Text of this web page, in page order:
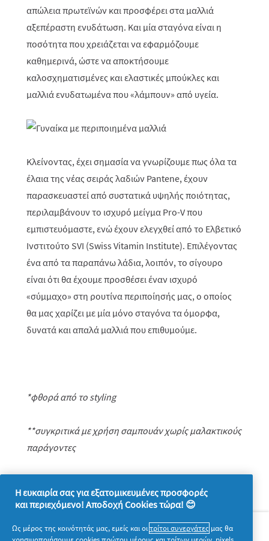
απώλεια πρωτεϊνών και προσφέρει στα μαλλιά
αξεπέραστη ενυδάτωση. Και μία σταγόνα είναι η
ποσότητα που χρειάζεται να εφαρμόζουμε
καθημερινά, ώστε να αποκτήσουμε
καλοσχηματισμένες και ελαστικές μπούκλες και
μαλλιά ενυδατωμένα που «λάμπουν» από υγεία.
Κλείνοντας, έχει σημασία να γνωρίζουμε πως όλα τα
έλαια της νέας σειράςλαδιών Pantene, έχουν
παρασκευαστεί από συστατικά υψηλής ποιότητας,
περιλαμβάνουν το ισχυρό μείγμα Pro-Vπου
εμπιστευόμαστε, ενώ έχουν ελεγχθεί από το Ελβετικό
Ινστιτούτο SVI (Swiss Vitamin Institute). Επιλέγοντας
ένα από τα παραπάνω λάδια, λοιπόν, το σίγουρο
είναι ότι θα έχουμε προσθέσει έναν ισχυρό
«σύμμαχο» στη ρουτίνα περιποίησής μας, ο οποίος
θα μας χαρίζει με μία μόνο σταγόνα τα όμορφα,
δυνατά και απαλά μαλλιά που επιθυμούμε.
*φθορά από το styling
**συγκριτικά με χρήση σαμπουάν χωρίς μαλακτικούς
παράγοντες
Σχετικά με την P&G
Η ευκαιρία σας για εξατομικευμένες προσφορές
και περιεχόμενο! Αποδοχή Cookies τώρα! 😊
Ως μέρος της κοινότητάς μας, εμείς και οιτρίτοι συνεργάτες μας θα